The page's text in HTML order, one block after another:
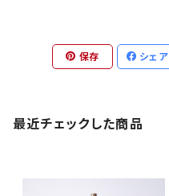
保存 シェア
最近チェックした商品